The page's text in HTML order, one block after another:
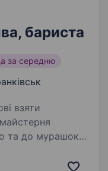
бариста
за середню
взяти
та до мурашок
українця.